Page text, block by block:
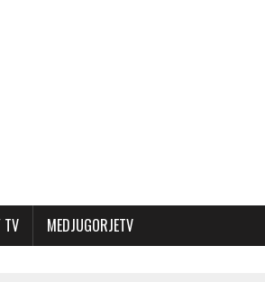
TV MEDJUGORJETV